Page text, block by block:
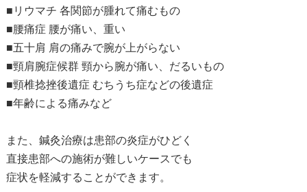
■リウマチ 各関節が腫れて痛むもの
■腰痛症 腰が痛い、重い
■五十肩 肩の痛みで腕が上がらない
■頸肩腕症候群 頸から腕が痛い、だるいもの
■頸椎捻挫後遺症 むちうち症などの後遺症
■年齢による痛みなど
また、鍼灸治療は患部の炎症がひどく
直接患部への施術が難しいケースでも
症状を軽減することができます。